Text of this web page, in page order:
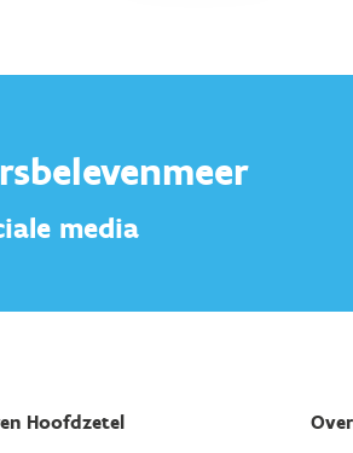
media
Hoofdzetel